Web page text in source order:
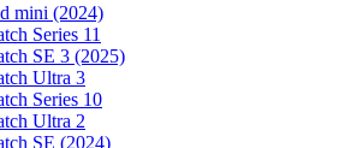
mini (2024)
Series 11
SE 3 (2025)
Ultra 3
Series 10
Ultra 2
SE (2024)